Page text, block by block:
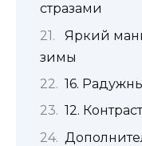
стразами
Яркий
зимы
16.
12.